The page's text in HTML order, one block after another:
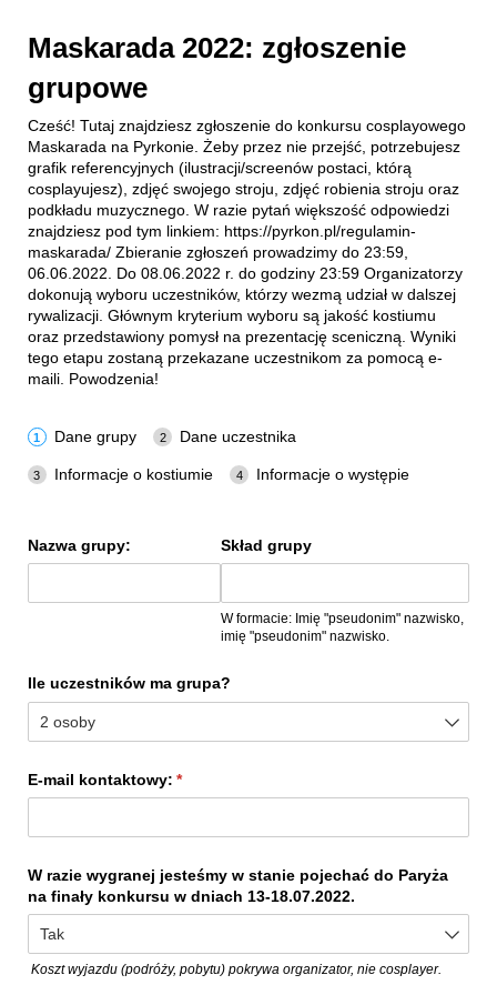
Maskarada 2022: zgłoszenie
grupowe
Cześć! Tutaj znajdziesz zgłoszenie do konkursu cosplayowego
Maskarada na Pyrkonie. Żeby przez nie przejść, potrzebujesz
grafik referencyjnych (ilustracji/screenów postaci, którą
cosplayujesz), zdjęć swojego stroju, zdjęć robienia stroju oraz
podkładu muzycznego. W razie pytań większość odpowiedzi
znajdziesz pod tym linkiem: https://pyrkon.pl/regulamin-
maskarada/ Zbieranie zgłoszeń prowadzimy do 23:59,
06.06.2022. Do 08.06.2022 r. do godziny 23:59 Organizatorzy
dokonują wyboru uczestników, którzy wezmą udział w dalszej
rywalizacji. Głównym kryterium wyboru są jakość kostiumu
oraz przedstawiony pomysł na prezentację sceniczną. Wyniki
tego etapu zostaną przekazane uczestnikom za pomocą e-
maili. Powodzenia!
Dane grupy Dane uczestnika
Informacje o kostiumie Informacje o występie
Nazwa grupy: Skład grupy
W formacie: Imię "pseudonim" nazwisko,
imię "pseudonim" nazwisko.
Ile uczestników ma grupa?
E-mail kontaktowy: *
(wymagane)
W razie wygranej jesteśmy w stanie pojechać do Paryża
na finały konkursu w dniach 13-18.07.2022.
Koszt wyjazdu (podróży, pobytu) pokrywa organizator, nie cosplayer.